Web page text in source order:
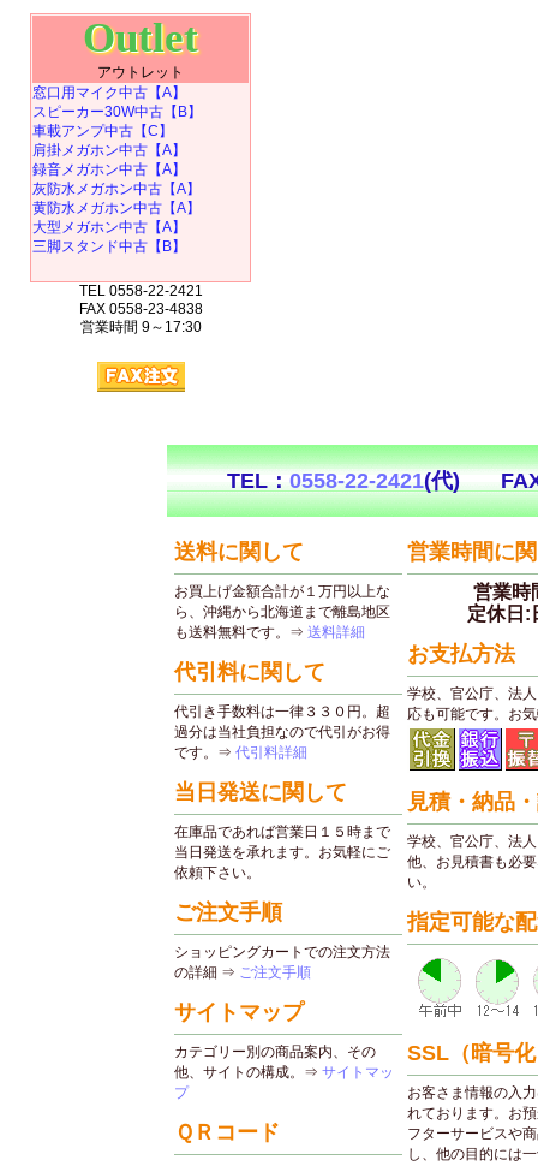
Outlet
アウトレット
窓口用マイク中古【A】
スピーカー30W中古【B】
車載アンプ中古【C】
肩掛メガホン中古【A】
録音メガホン中古【A】
灰防水メガホン中古【A】
黄防水メガホン中古【A】
大型メガホン中古【A】
三脚スタンド中古【B】
TEL 0558-22-2421
FAX 0558-23-4838
営業時間 9～17:30